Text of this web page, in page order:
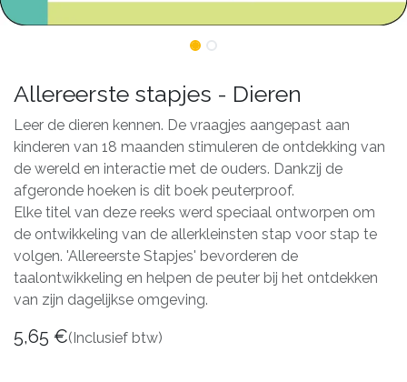
Allereerste stapjes - Dieren
Leer de dieren kennen. De vraagjes aangepast aan
kinderen van 18 maanden stimuleren de ontdekking van
de wereld en interactie met de ouders. Dankzij de
afgeronde hoeken is dit boek peuterproof.
Elke titel van deze reeks werd speciaal ontworpen om
de ontwikkeling van de allerkleinsten stap voor stap te
volgen. 'Allereerste Stapjes' bevorderen de
taalontwikkeling en helpen de peuter bij het ontdekken
van zijn dagelijkse omgeving.
5,65 €(Inclusief btw)